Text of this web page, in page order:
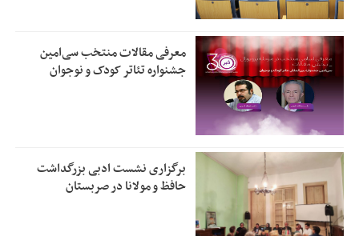
معرفی مقالات منتخب سی‌امین
جشنواره تئاتر کودک و نوجوان
برگزاری نشست ادبی بزرگداشت
حافظ و مولانا در صربستان